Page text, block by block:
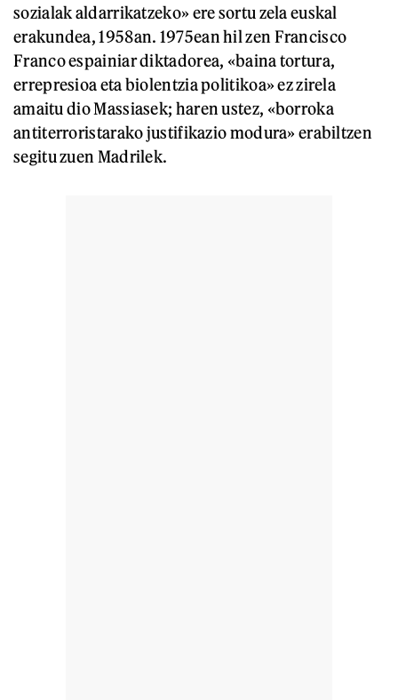
sozialak aldarrikatzeko» ere sortu zela euskal
erakundea, 1958an. 1975ean hil zen Francisco
Franco espainiar diktadorea, «baina tortura,
errepresioa eta biolentzia politikoa» ez zirela
amaitu dio Massiasek; haren ustez, «borroka
antiterroristarako justifikazio modura» erabiltzen
segitu zuen Madrilek.